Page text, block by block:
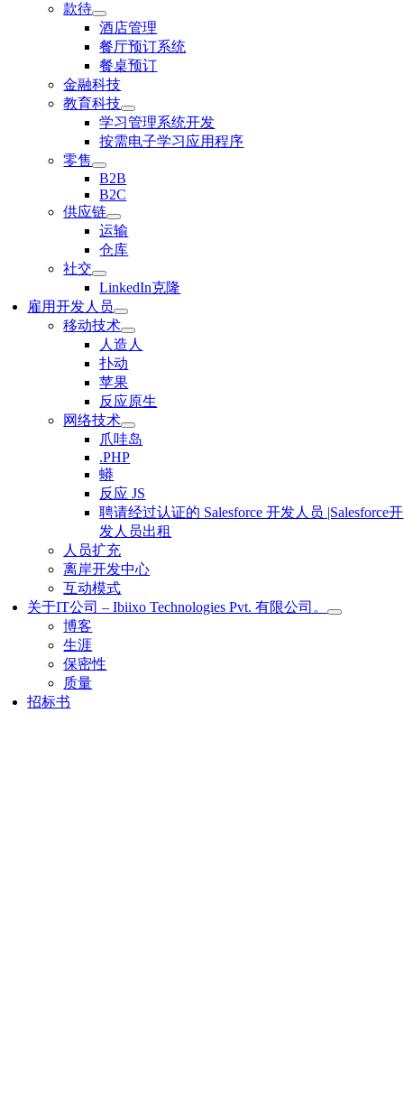
款待
酒店管理
餐厅预订系统
餐桌预订
金融科技
教育科技
学习管理系统开发
按需电子学习应用程序
零售
B2B
B2C
供应链
运输
仓库
社交
LinkedIn克隆
雇用开发人员
移动技术
人造人
扑动
苹果
反应原生
网络技术
爪哇岛
.PHP
蟒
反应 JS
聘请经过认证的 Salesforce 开发人员 |Salesforce开
发人员出租
人员扩充
离岸开发中心
互动模式
关于IT公司 – Ibiixo Technologies Pvt. 有限公司。
博客
生涯
保密性
质量
招标书